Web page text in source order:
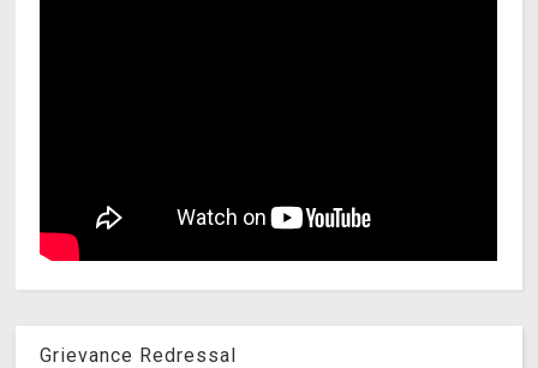
Grievance Redressal